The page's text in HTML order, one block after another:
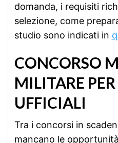
domanda, i requisiti
selezione, come
studio sono indicati in
CONCORSO
MILITARE
UFFICIALI
Tra i concorsi in
mancano le